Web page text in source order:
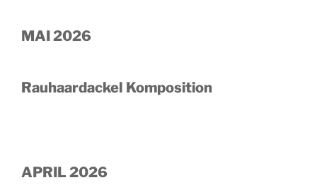
MAI 2026
Rauhaardackel Komposition
APRIL 2026